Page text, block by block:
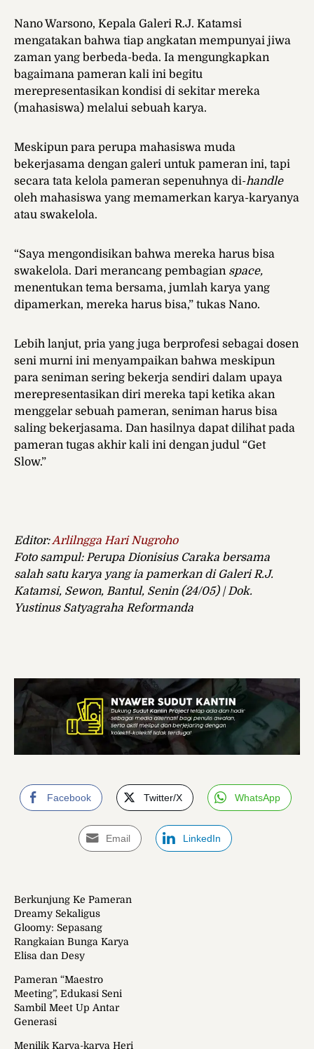
Nano Warsono, Kepala Galeri R.J. Katamsi
mengatakan bahwa tiap angkatan mempunyai jiwa
zaman yang berbeda-beda. Ia mengungkapkan
bagaimana pameran kali ini begitu
merepresentasikan kondisi di sekitar mereka
(mahasiswa) melalui sebuah karya.
Meskipun para perupa mahasiswa muda
bekerjasama dengan galeri untuk pameran ini, tapi
secara tata kelola pameran sepenuhnya di-handle
oleh mahasiswa yang memamerkan karya-karyanya
atau swakelola.
“Saya mengondisikan bahwa mereka harus bisa
swakelola. Dari merancang pembagian space,
menentukan tema bersama, jumlah karya yang
dipamerkan, mereka harus bisa,” tukas Nano.
Lebih lanjut, pria yang juga berprofesi sebagai dosen
seni murni ini menyampaikan bahwa meskipun
para seniman sering bekerja sendiri dalam upaya
merepresentasikan diri mereka tapi ketika akan
menggelar sebuah pameran, seniman harus bisa
saling bekerjasama. Dan hasilnya dapat dilihat pada
pameran tugas akhir kali ini dengan judul “Get
Slow.”
Editor:Arlilngga Hari Nugroho
Foto sampul:Perupa Dionisius Caraka bersama
salah satu karya yang ia pamerkan di Galeri R.J.
Katamsi, Sewon, Bantul, Senin (24/05) | Dok.
Yustinus Satyagraha Reformanda
Facebook Twitter/X WhatsApp
Email LinkedIn
Berkunjung Ke Pameran
Dreamy Sekaligus
Gloomy: Sepasang
Rangkaian Bunga Karya
Elisa dan Desy
Pameran “Maestro
Meeting”, Edukasi Seni
Sambil Meet Up Antar
Generasi
Menilik Karya-karya Heri